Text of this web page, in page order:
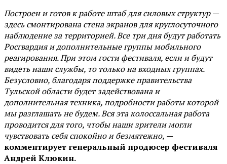
Построен и готов к работе штаб для силовых структур —
здесь смонтирована стена экранов для круглосуточного
наблюдение за территорией. Все три дня будут работать
Росгвардия и дополнительные группы мобильного
реагирования. При этом гости фестиваля, если и будут
видеть наши службы, то только на входных группах.
Безусловно, благодаря поддержке правительства
Тульской области будет задействована и
дополнительная техника, подробности работы которой
мы разглашать не будем. Вся эта колоссальная работа
проводится для того, чтобы наши зрители могли
чувствовать себя спокойно и безмятежно, —
комментирует генеральный продюсер фестиваля
Андрей Клюкин.